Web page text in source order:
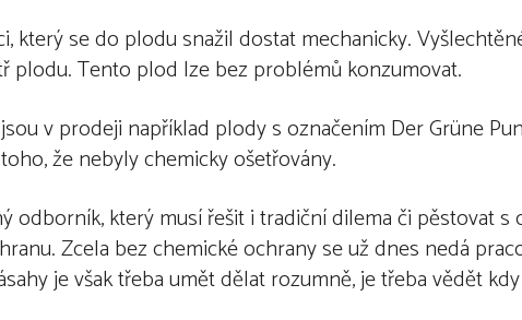
který se do plodu snažil dostat mechanicky.
plodu. Tento plod lze bez problémů konzumovat.
v prodeji například plody s označením Der Grüne
že nebyly chemicky ošetřovány.
odborník, který musí řešit i tradiční dilema či pěstovat s
Zcela bez chemické ochrany se už dnes nedá
je však třeba umět dělat rozumně, je třeba vědět